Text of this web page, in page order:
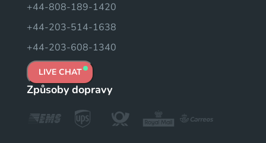
+44-808-189-1420
+44-203-514-1638
+44-203-608-1340
LIVE CHAT
Způsoby dopravy